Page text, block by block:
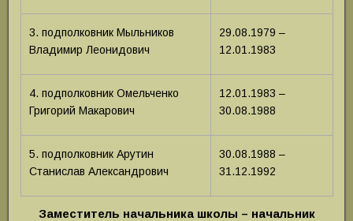
3. подполковник Мыльников
Владимир Леонидович
29.08.1979 –
12.01.1983
4. подполковник Омельченко
Григорий Макарович
12.01.1983 –
30.08.1988
5. подполковник Арутин
Станислав Александрович
30.08.1988 –
31.12.1992
Заместитель начальника школы – начальник